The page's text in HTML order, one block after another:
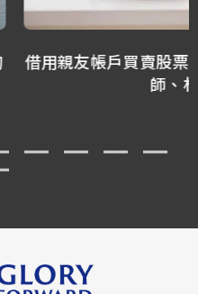
得回來嗎？ －林正椈律
律師